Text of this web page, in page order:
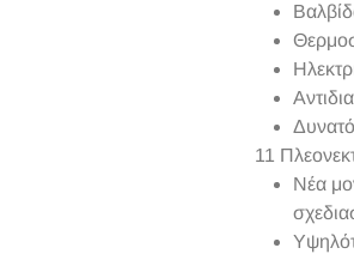
11
Νέα